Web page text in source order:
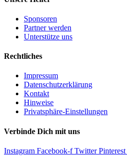
Sponsoren
Partner werden
Unterstütze uns
Rechtliches
Impressum
Datenschutzerklärung
Kontakt
Hinweise
Privatsphäre-Einstellungen
Verbinde Dich mit uns
Instagram Facebook-f Twitter Pinterest